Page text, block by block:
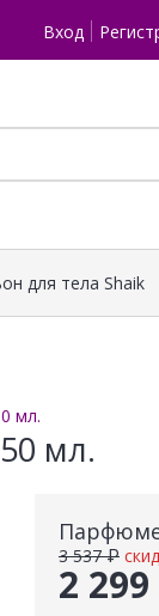
Вход
для тела Shaik
мл.
мл.
2
3 537 ₽